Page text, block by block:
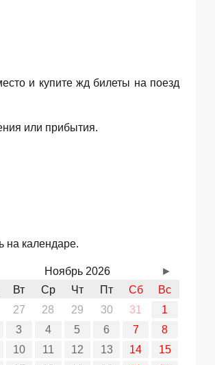
и купите жд билеты на поезд
или прибытия.
на календаре.
Ноябрь 2026
Вт Ср Чт Пт Сб
Вс
27 28 29 30 31
1
3 4 5 6 7
8
10 11 12 13 14
15
►